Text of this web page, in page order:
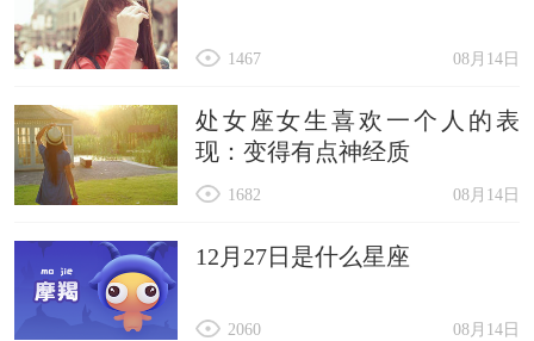
08月14日
1467
处女座女生喜欢一个人的表
现：变得有点神经质
08月14日
1682
12月27日是什么星座
08月14日
2060